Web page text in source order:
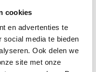
cookies
en advertenties te
social media te bieden
Ook delen we
site met onze
OLYMP STRIJKVRIJ
KORTE MOUW